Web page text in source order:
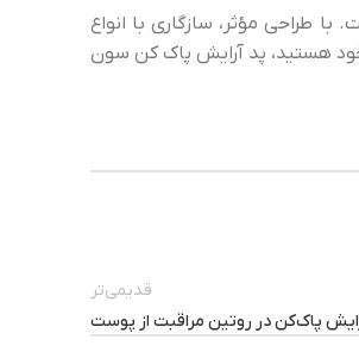
طراحی مؤثر، سازگاری با انواع
خود هستید، پد آرایش پاک کن سون
قدیمی‌تر
پاک‌کن در روتین مراقبت از پوست